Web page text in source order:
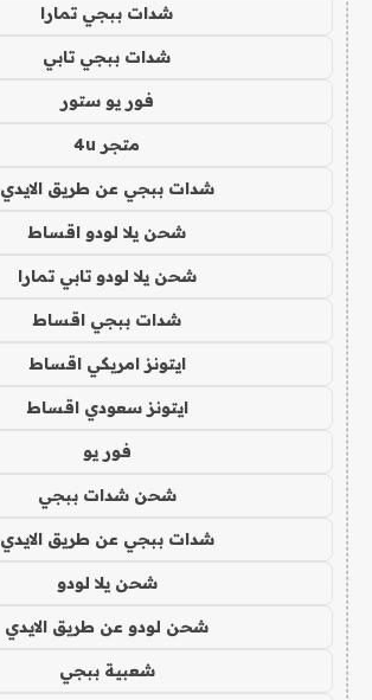
شدات ببجي تمارا
شدات ببجي تابي
فور يو ستور
متجر 4u
شدات ببجي عن طريق الايدي
شحن يلا لودو اقساط
شحن يلا لودو تابي تمارا
شدات ببجي اقساط
ايتونز امريكي اقساط
ايتونز سعودي اقساط
فور يو
شحن شدات ببجي
شدات ببجي عن طريق الايدي
شحن يلا لودو
شحن لودو عن طريق الايدي
شعبية ببجي